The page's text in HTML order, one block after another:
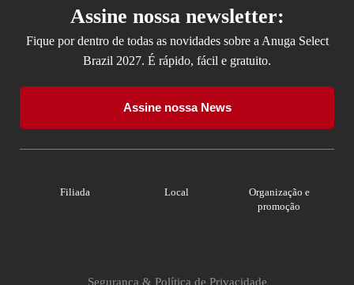
Assine nossa newsletter:
Fique por dentro de todas as novidades sobre a Anuga Select
Brazil 2027. É rápido, fácil e gratuito.
Assine nossa News
Segurança & Política de Privacidade
Filiada Local
Organização e
promoção